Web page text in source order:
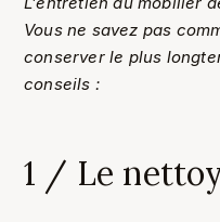
Vous ne savez pas
conserver le plus
conseils :
1 / Le